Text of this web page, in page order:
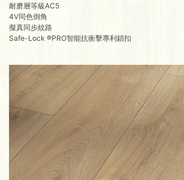
耐磨層等級AC5
4V同色倒角
擬真同步紋路
Safe-Lock ®PRO智能抗衝擊專利鎖扣